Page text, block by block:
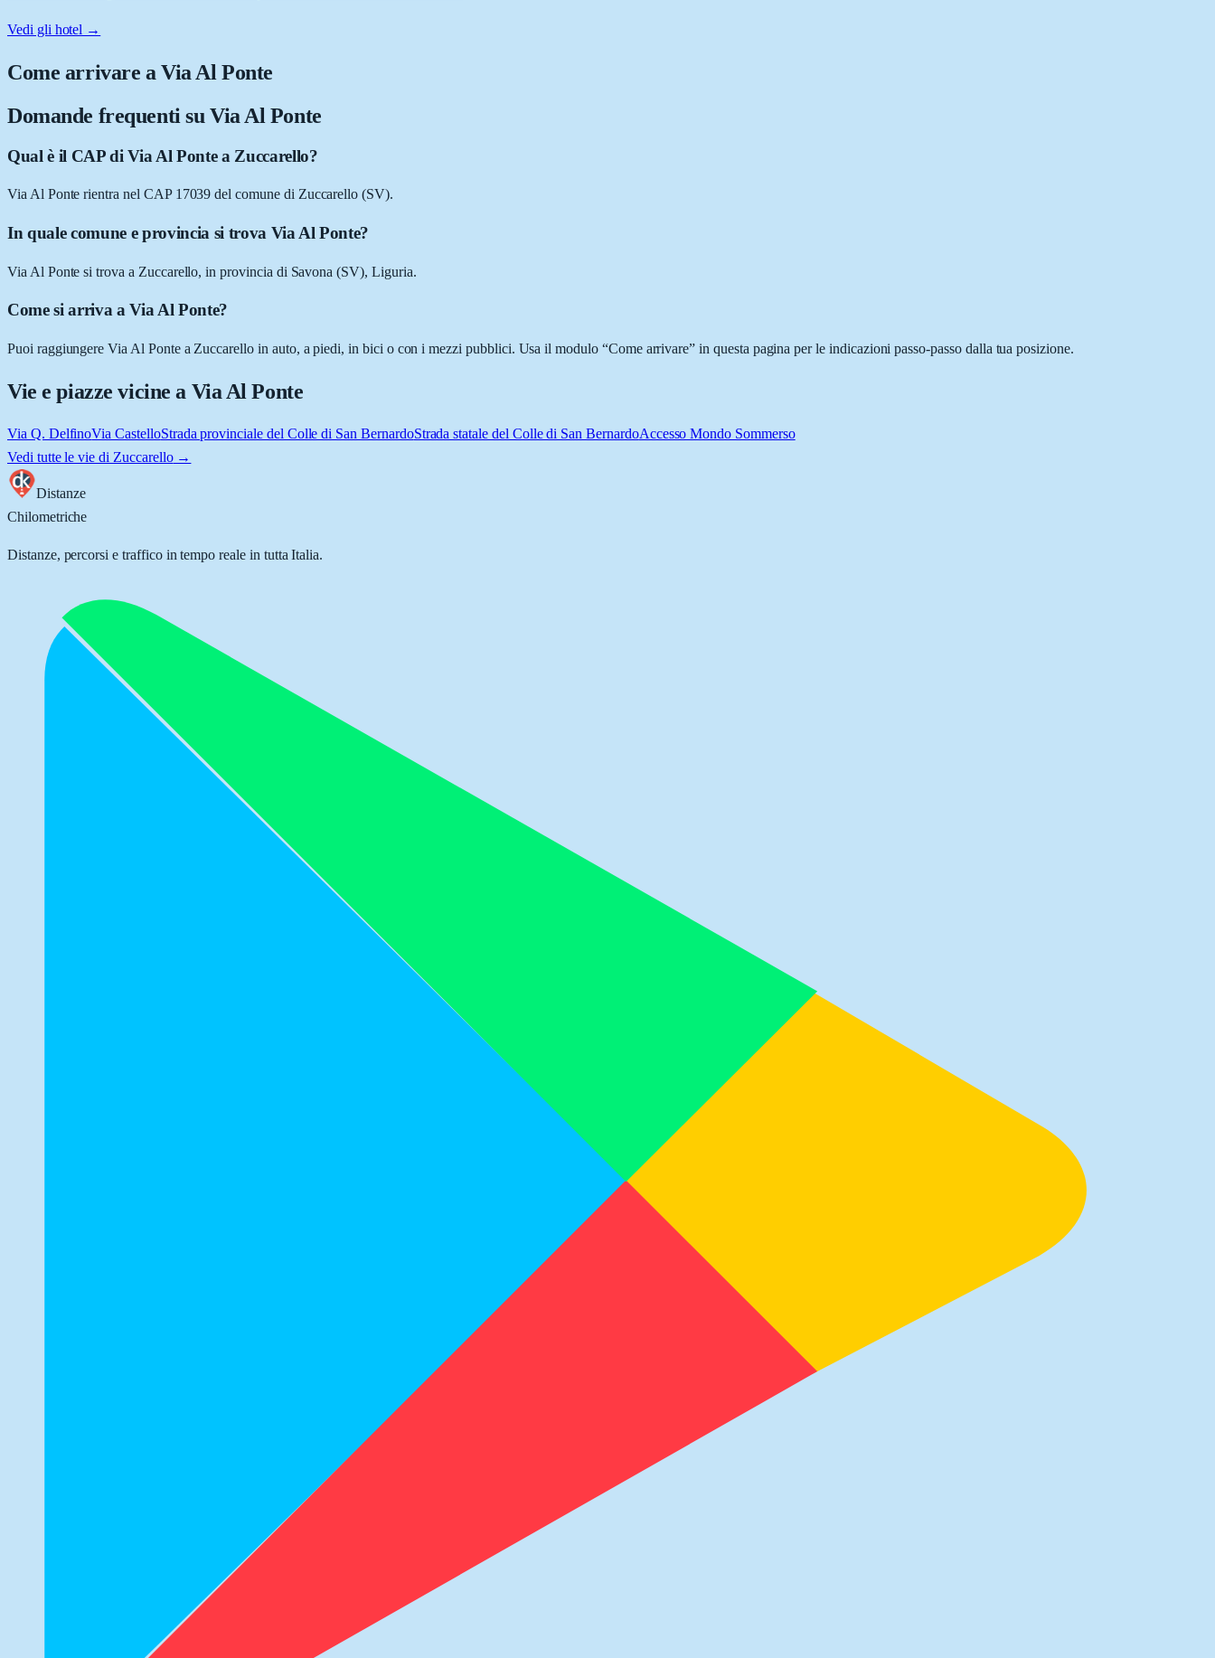
Vedi gli hotel →
Come arrivare aVia Al Ponte
Domande frequenti su Via Al Ponte
Qual è il CAP di Via Al Ponte a Zuccarello?
Via Al Ponte rientra nel CAP 17039 del comune di Zuccarello (SV).
In quale comune e provincia si trova Via Al Ponte?
Via Al Ponte si trova a Zuccarello, in provincia di Savona (SV), Liguria.
Come si arriva a Via Al Ponte?
Puoi raggiungere Via Al Ponte a Zuccarello in auto, a piedi, in bici o con i mezzi pubblici. Usa il modulo “Come arrivare” in questa pagina per le indicazioni passo-passo dalla tua posizione.
Vie e piazze vicine a Via Al Ponte
Via Q. DelfinoVia CastelloStrada provinciale del Colle di San BernardoStrada statale del Colle di San BernardoAccesso Mondo Sommerso
Vedi tutte le vie di Zuccarello→
Distanze
Chilometriche
Distanze, percorsi e traffico in tempo reale in tutta Italia.